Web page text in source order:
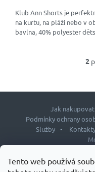
Tento web používá
Klub Ann Shorts je
na kurtu, na pláži nebo v
bavlna, 40% polyester
2
Jak nakupovat
Podmínky ochrany
Služby